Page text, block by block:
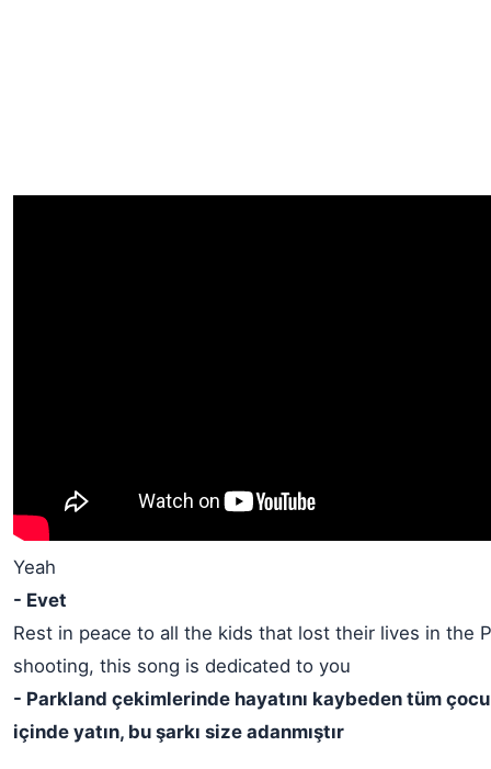
Yeah
- Evet
Rest in peace to all the kids that lost their lives in the
shooting, this song is dedicated to you
- Parkland çekimlerinde hayatını kaybeden tüm
içinde yatın, bu şarkı size adanmıştır